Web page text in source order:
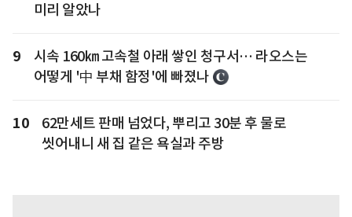
미리 알았나
9
시속 160㎞ 고속철 아래 쌓인 청구서… 라오스는
어떻게 '中 부채 함정'에 빠졌나
10
62만세트 판매 넘었다, 뿌리고 30분 후 물로
씻어내니 새 집 같은 욕실과 주방